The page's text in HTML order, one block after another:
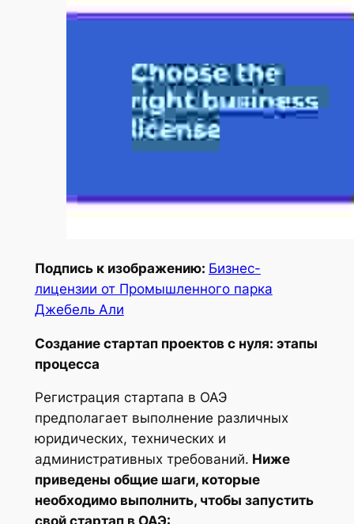
Подпись к изображению: Бизнес-
лицензии от Промышленного парка
Джебель Али
Создание стартап проектов с нуля: этапы
процесса
Регистрация стартапа в ОАЭ
предполагает выполнение различных
юридических, технических и
административных требований. Ниже
приведены общие шаги, которые
необходимо выполнить, чтобы запустить